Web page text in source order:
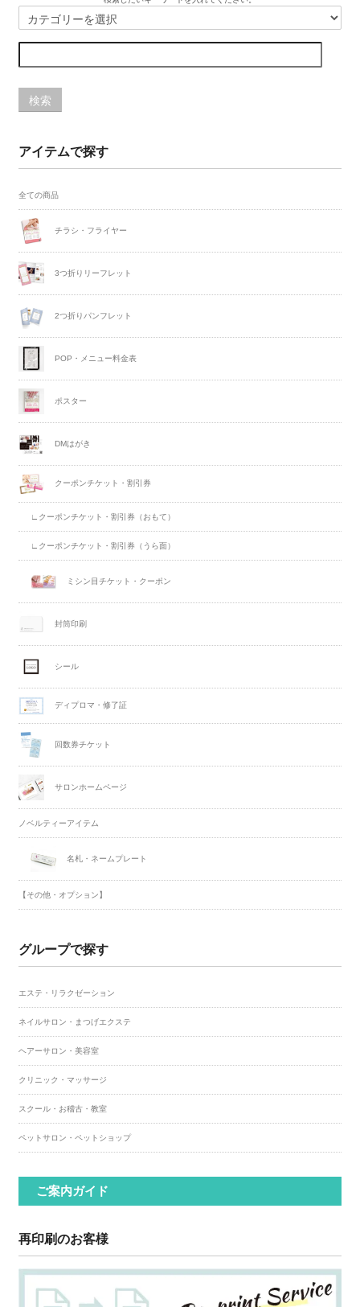
検索
アイテムで探す
全ての商品
チラシ・フライヤー
3つ折りリーフレット
2つ折りパンフレット
POP・メニュー料金表
ポスター
DMはがき
クーポンチケット・割引券
∟クーポンチケット・割引券（おもて）
∟クーポンチケット・割引券（うら面）
ミシン目チケット・クーポン
封筒印刷
シール
ディプロマ・修了証
回数券チケット
サロンホームページ
ノベルティーアイテム
名札・ネームプレート
【その他・オプション】
グループで探す
エステ・リラクゼーション
ネイルサロン・まつげエクステ
ヘアーサロン・美容室
クリニック・マッサージ
スクール・お稽古・教室
ペットサロン・ペットショップ
ご案内ガイド
再印刷のお客様